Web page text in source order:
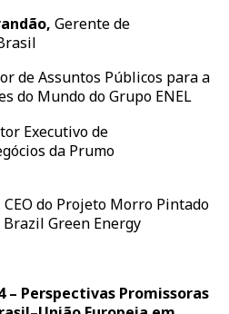
Gerente de
de Assuntos Públicos para a
do Mundo do Grupo ENEL
Executivo de
da Prumo
CEO do Projeto Morro Pintado
Green Energy
– Perspectivas Promissoras